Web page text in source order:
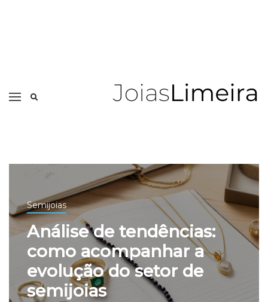
Semijoias
Análise de tendências:
como acompanhar a
evolução do setor de
semijoias